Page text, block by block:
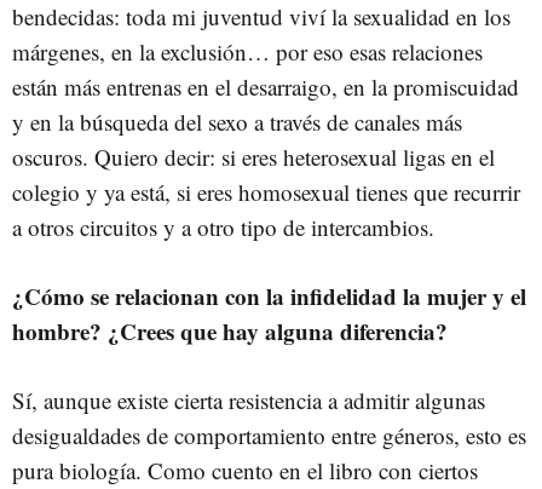
bendecidas: toda mi juventud viví la sexualidad en los
márgenes, en la exclusión… por eso esas relaciones
están más entrenas en el desarraigo, en la promiscuidad
y en la búsqueda del sexo a través de canales más
oscuros. Quiero decir: si eres heterosexual ligas en el
colegio y ya está, si eres homosexual tienes que recurrir
a otros circuitos y a otro tipo de intercambios.
¿Cómo se relacionan con la infidelidad la mujer y el
hombre? ¿Crees que hay alguna diferencia?
Sí, aunque existe cierta resistencia a admitir algunas
desigualdades de comportamiento entre géneros, esto es
pura biología. Como cuento en el libro con ciertos